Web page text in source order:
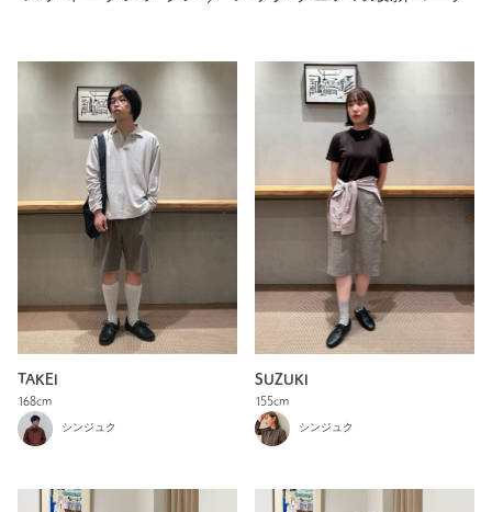
TAKEI
168cm
シンジュク
SUZUKI
155cm
シンジュク